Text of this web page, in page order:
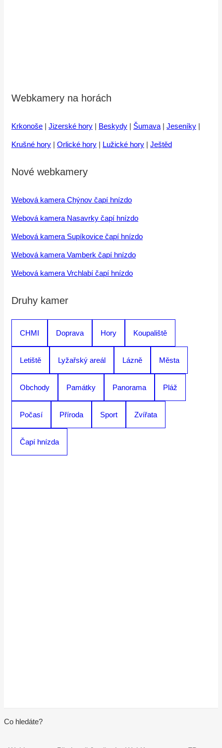
Webkamery na horách
Krkonoše | Jizerské hory | Beskydy | Šumava | Jeseníky |
Krušné hory | Orlické hory | Lužické hory | Ještěd
Nové webkamery
Webová kamera Chýnov čapí hnízdo
Webová kamera Nasavrky čapí hnízdo
Webová kamera Supíkovice čapí hnízdo
Webová kamera Vamberk čapí hnízdo
Webová kamera Vrchlabí čapí hnízdo
Druhy kamer
CHMI Doprava Hory Koupaliště
Letiště Lyžařský areál Lázně Města
Obchody Památky Panorama Pláž
Počasí Příroda Sport Zvířata
Čapí hnízda
Co hledáte?